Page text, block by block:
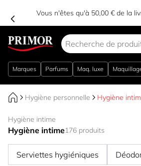
Vous n'êtes qu'à 50,00 € de la
Marques Parfums Maq. luxe
Hygiène personnelle Hygiène
Hygiène intime
Hygiène intime176 produits
Serviettes hygiéniques